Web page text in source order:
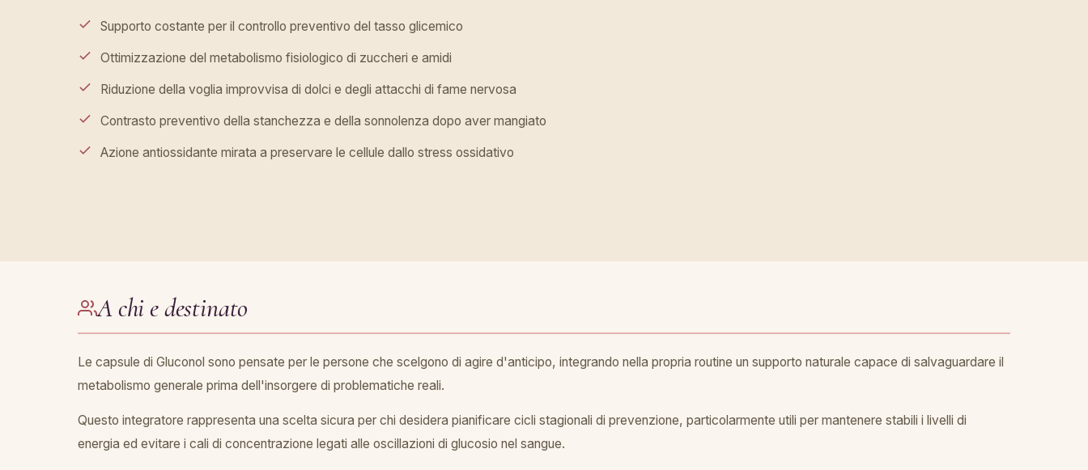
Supporto costante per il controllo preventivo del tasso glicemico
Ottimizzazione del metabolismo fisiologico di zuccheri e amidi
Riduzione della voglia improvvisa di dolci e degli attacchi di fame nervosa
Contrasto preventivo della stanchezza e della sonnolenza dopo aver mangiato
Azione antiossidante mirata a preservare le cellule dallo stress ossidativo
A chi e destinato
Le capsule di Gluconol sono pensate per le persone che scelgono di agire d'anticipo, integrando nella propria routine un supporto naturale capace di salvaguardare il
metabolismo generale prima dell'insorgere di problematiche reali.
Questo integratore rappresenta una scelta sicura per chi desidera pianificare cicli stagionali di prevenzione, particolarmente utili per mantenere stabili i livelli di
energia ed evitare i cali di concentrazione legati alle oscillazioni di glucosio nel sangue.